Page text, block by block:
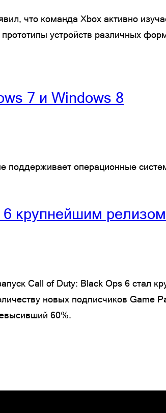
что команда Xbox активно
устройств различных
7 и Windows 8
поддерживает операционные
крупнейшим
Call of Duty: Black Ops 6 стал
новых подписчиков Game
60%.